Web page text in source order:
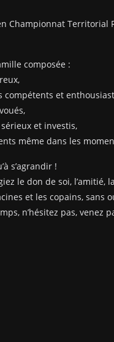
Championnat Territorial
composée :
compétents et
et investis,
même dans les
s’agrandir !
le don de soi, l’amitié,
et les copains, sans
n’hésitez pas, venez